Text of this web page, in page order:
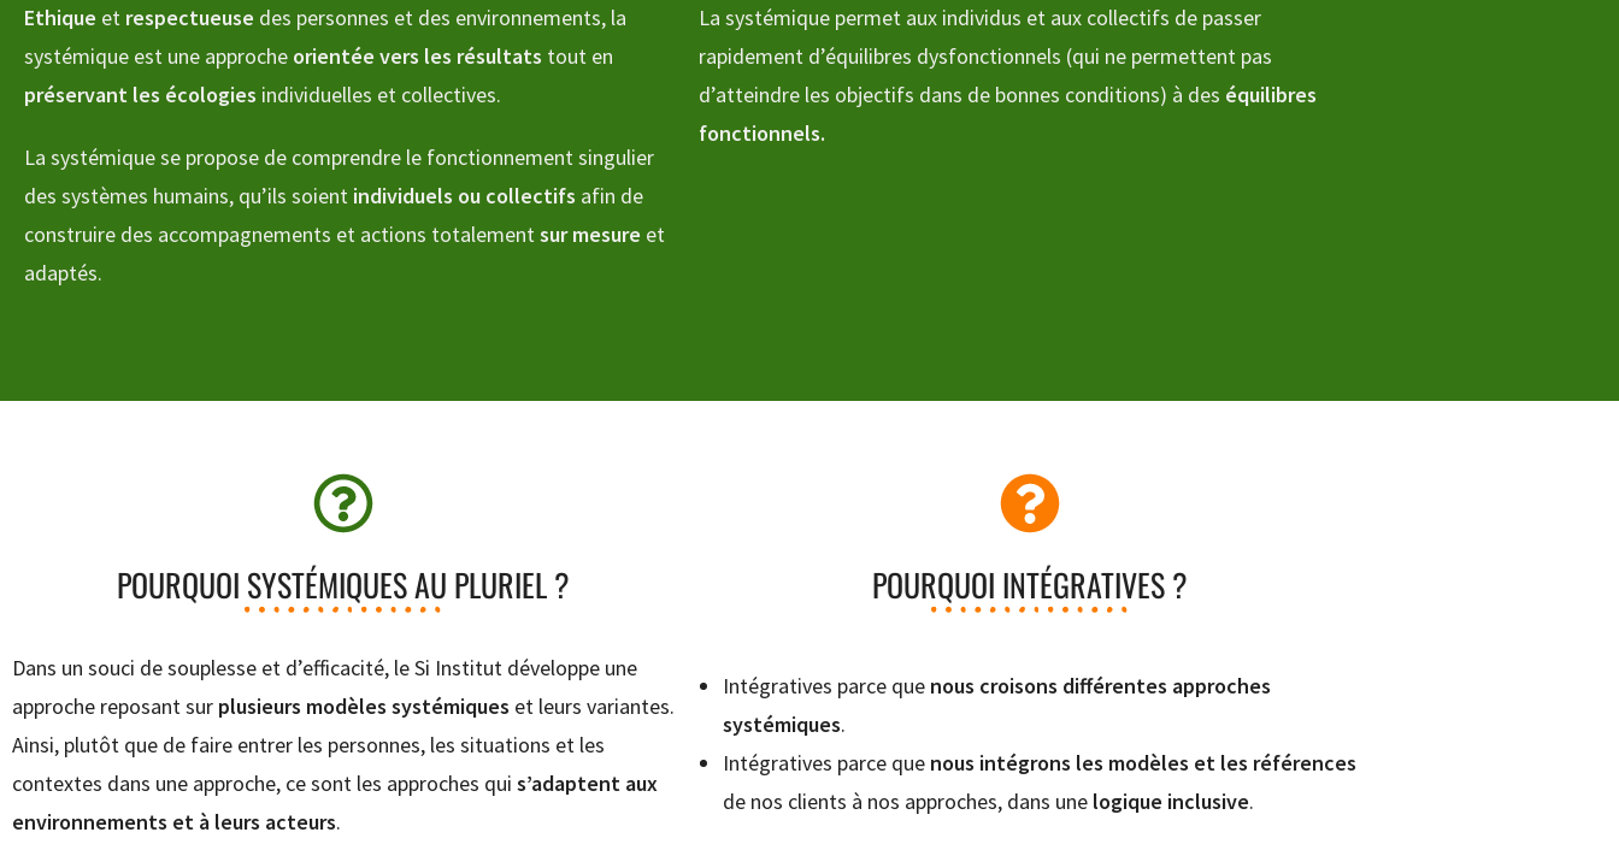
Ethique et respectueuse des personnes et des environnements, la
systémique est une approche orientée vers les résultats tout en
préservant les écologies individuelles et collectives.
La systémique se propose de comprendre le fonctionnement singulier
des systèmes humains, qu’ils soient individuels ou collectifs afin de
construire des accompagnements et actions totalementsur mesure et
adaptés.
La systémique permet aux individus et aux collectifs de passer
rapidement d’équilibres dysfonctionnels (qui ne permettent pas
d’atteindre les objectifs dans de bonnes conditions) à des équilibres
fonctionnels.
POURQUOI SYSTÉMIQUES AU PLURIEL ?
Dans un souci de souplesse et d’efficacité, le Si Institut développe une
approche reposant sur plusieurs modèles systémiques et leurs variantes.
Ainsi, plutôt que de faire entrer les personnes, les situations et les
contextes dans une approche, ce sont les approches qui s’adaptent aux
environnements et à leurs acteurs.
POURQUOI INTÉGRATIVES ?
Intégratives parce que nous croisons différentes approches
systémiques.
Intégratives parce que nous intégrons les modèles et les références
de nos clients à nos approches, dans une logique inclusive.